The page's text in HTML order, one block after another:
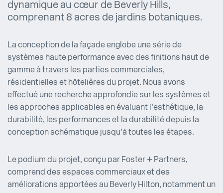
dynamique au cœur de Beverly Hills,
comprenant 8 acres de jardins botaniques.
La conception de la façade englobe une série de
systèmes haute performance avec des finitions haut de
gamme à travers les parties commerciales,
résidentielles et hôtelières du projet. Nous avons
effectué une recherche approfondie sur les systèmes et
les approches applicables en évaluant l’esthétique, la
durabilité, les performances et la durabilité depuis la
conception schématique jusqu’à toutes les étapes.
Le podium du projet, conçu par Foster + Partners,
comprend des espaces commerciaux et des
améliorations apportées au Beverly Hilton, notamment un